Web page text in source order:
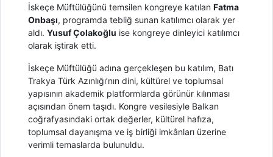
İskeçe Müftülüğünü temsilen kongreye katılan Fatma
Onbaşı, programda tebliğ sunan katılımcı olarak yer
aldı. Yusuf Çolakoğlu ise kongreye dinleyici katılımcı
olarak iştirak etti.
İskeçe Müftülüğü adına gerçekleşen bu katılım, Batı
Trakya Türk Azınlığı’nın dini, kültürel ve toplumsal
yapısının akademik platformlarda görünür kılınması
açısından önem taşıdı. Kongre vesilesiyle Balkan
coğrafyasındaki ortak değerler, kültürel hafıza,
toplumsal dayanışma ve iş birliği imkânları üzerine
verimli temaslarda bulunuldu.